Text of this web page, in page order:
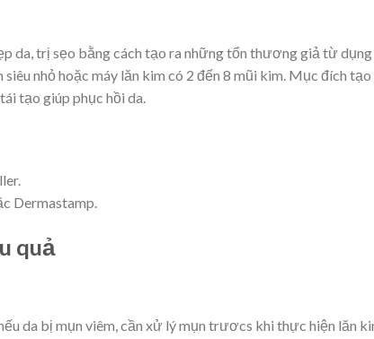
da, trị sẹo bằng cách tạo ra những tổn thương giả từ dụng
nhỏ hoặc máy lăn kim có 2 đến 8 mũi kim. Mục đích tạo
tạo giúp phục hồi da.
Dermastamp.
quả
da bị mụn viêm, cần xử lý mụn trươcs khi thực hiện lăn